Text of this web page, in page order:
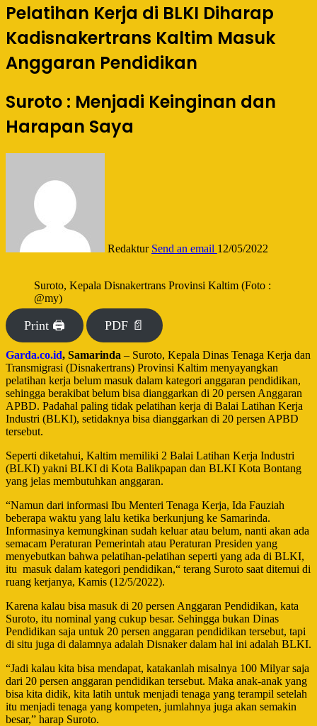
Pelatihan Kerja di BLKI Diharap
Kadisnakertrans Kaltim Masuk
Anggaran Pendidikan
Suroto : Menjadi Keinginan dan
Harapan Saya
Redaktur Send an email 12/05/2022
Suroto, Kepala Disnakertrans Provinsi Kaltim (Foto :
@my)
Print 🖨 PDF 📄
Garda.co.id, Samarinda – Suroto, Kepala Dinas Tenaga Kerja dan
Transmigrasi (Disnakertrans) Provinsi Kaltim menyayangkan
pelatihan kerja belum masuk dalam kategori anggaran pendidikan,
sehingga berakibat belum bisa dianggarkan di 20 persen Anggaran
APBD. Padahal paling tidak pelatihan kerja di Balai Latihan Kerja
Industri (BLKI), setidaknya bisa dianggarkan di 20 persen APBD
tersebut.
Seperti diketahui, Kaltim memiliki 2 Balai Latihan Kerja Industri
(BLKI) yakni BLKI di Kota Balikpapan dan BLKI Kota Bontang
yang jelas membutuhkan anggaran.
“Namun dari informasi Ibu Menteri Tenaga Kerja, Ida Fauziah
beberapa waktu yang lalu ketika berkunjung ke Samarinda.
Informasinya kemungkinan sudah keluar atau belum, nanti akan ada
semacam Peraturan Pemerintah atau Peraturan Presiden yang
menyebutkan bahwa pelatihan-pelatihan seperti yang ada di BLKI,
itu masuk dalam kategori pendidikan,“ terang Suroto saat ditemui di
ruang kerjanya, Kamis (12/5/2022).
Karena kalau bisa masuk di 20 persen Anggaran Pendidikan, kata
Suroto, itu nominal yang cukup besar. Sehingga bukan Dinas
Pendidikan saja untuk 20 persen anggaran pendidikan tersebut, tapi
di situ juga di dalamnya adalah Disnaker dalam hal ini adalah BLKI.
“Jadi kalau kita bisa mendapat, katakanlah misalnya 100 Milyar saja
dari 20 persen anggaran pendidikan tersebut. Maka anak-anak yang
bisa kita didik, kita latih untuk menjadi tenaga yang terampil setelah
itu menjadi tenaga yang kompeten, jumlahnya juga akan semakin
besar,” harap Suroto.